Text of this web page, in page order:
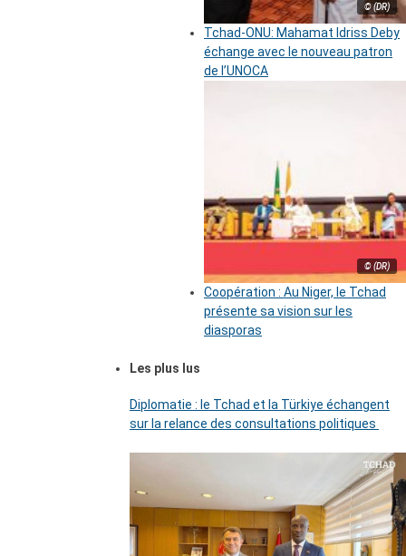
© (DR)
Tchad-ONU: Mahamat Idriss Deby
échange avec le nouveau patron
de l’UNOCA
© (DR)
Coopération : Au Niger, le Tchad
présente sa vision sur les
diasporas
Les plus lus
Diplomatie : le Tchad et la Türkiye échangent
sur la relance des consultations politiques